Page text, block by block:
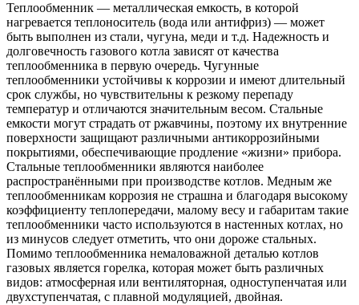
Теплообменник — металлическая емкость, в которой
нагревается теплоноситель (вода или антифриз) — может
быть выполнен из стали, чугуна, меди и т.д. Надежность и
долговечность газового котла зависят от качества
теплообменника в первую очередь. Чугунные
теплообменники устойчивы к коррозии и имеют длительный
срок службы, но чувствительны к резкому перепаду
температур и отличаются значительным весом. Стальные
емкости могут страдать от ржавчины, поэтому их внутренние
поверхности защищают различными антикоррозийными
покрытиями, обеспечивающие продление «жизни» прибора.
Стальные теплообменники являются наиболее
распространёнными при производстве котлов. Медным же
теплообменникам коррозия не страшна и благодаря высокому
коэффициенту теплопередачи, малому весу и габаритам такие
теплообменники часто используются в настенных котлах, но
из минусов следует отметить, что они дороже стальных.
Помимо теплообменника немаловажной деталью котлов
газовых является горелка, которая может быть различных
видов: атмосферная или вентиляторная, одноступенчатая или
двухступенчатая, с плавной модуляцией, двойная.